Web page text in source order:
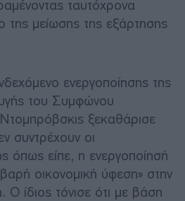
ταυτόχρονα
της μείωσης της εξάρτησης
ενεργοποίησης της
του Συμφώνου
ξεκαθάρισε
συντρέχουν οι
όπως είπε, η ενεργοποίησή
οικονομική ύφεση» στην
ίδιος τόνισε ότι με βάση